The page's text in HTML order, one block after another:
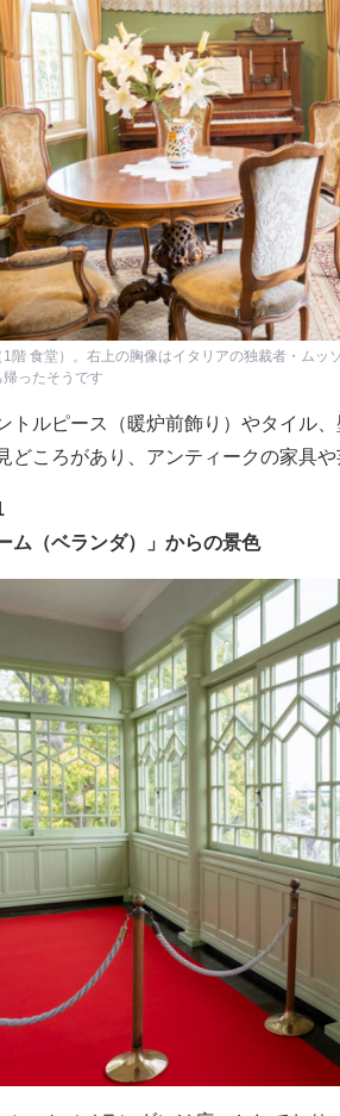
階 食堂）。右上の胸像はイタリアの独裁者・ム
ったそうです
トルピース（暖炉前飾り）やタイル
どころがあり、アンティークの家具
ム（ベランダ）」からの景色